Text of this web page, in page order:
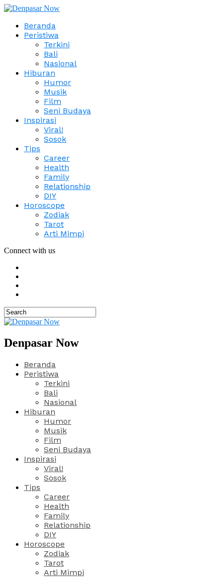
Beranda
Peristiwa
Terkini
Bali
Nasional
Hiburan
Humor
Musik
Film
Seni Budaya
Inspirasi
Viral!
Sosok
Tips
Career
Health
Family
Relationship
DIY
Horoscope
Zodiak
Tarot
Arti Mimpi
Connect with us
Denpasar Now
Beranda
Peristiwa
Terkini
Bali
Nasional
Hiburan
Humor
Musik
Film
Seni Budaya
Inspirasi
Viral!
Sosok
Tips
Career
Health
Family
Relationship
DIY
Horoscope
Zodiak
Tarot
Arti Mimpi